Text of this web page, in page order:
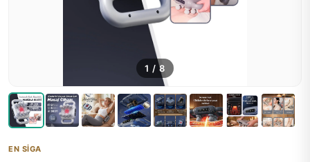
1 /8
EN SİGA